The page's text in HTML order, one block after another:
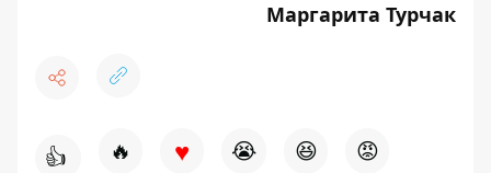
Маргарита Турчак
👍 🔥 ♥ 😭 😆 😡